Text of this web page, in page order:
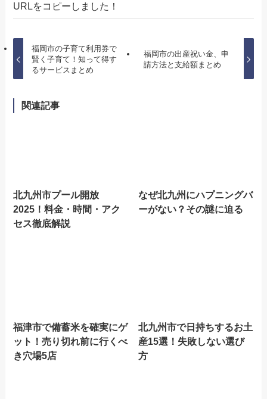
URLをコピーしました！
福岡市の子育て利用券で
賢く子育て！知って得す
るサービスまとめ
福岡市の出産祝い金、申
請方法と支給額まとめ
関連記事
北九州市プール開放
2025！料金・時間・アク
セス徹底解説
なぜ北九州にハプニングバ
ーがない？その謎に迫る
福津市で備蓄米を確実にゲ
ット！売り切れ前に行くべ
き穴場5店
北九州市で日持ちするお土
産15選！失敗しない選び
方